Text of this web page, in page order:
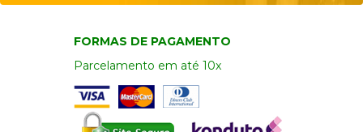
FORMAS DE PAGAMENTO
Parcelamento em até 10x